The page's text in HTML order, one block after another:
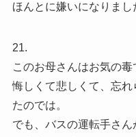
ほんとに嫌いになりまし
21.
このお母さんはお気の毒
悔しくて悲しくて、忘
たのでは。
でも、バスの運転手さ